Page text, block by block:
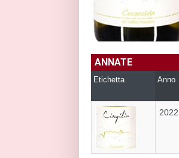
ANNATE
Etichetta Anno
2022